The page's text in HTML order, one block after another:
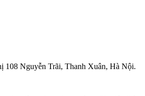
108 Nguyễn Trãi, Thanh Xuân, Hà Nội.